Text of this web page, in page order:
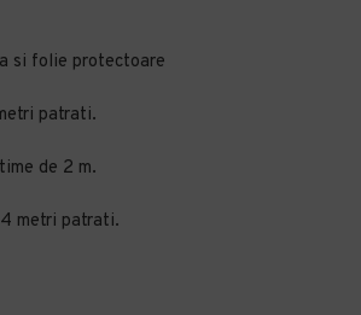
si folie protectoare
patrati.
de 2 m.
metri patrati.